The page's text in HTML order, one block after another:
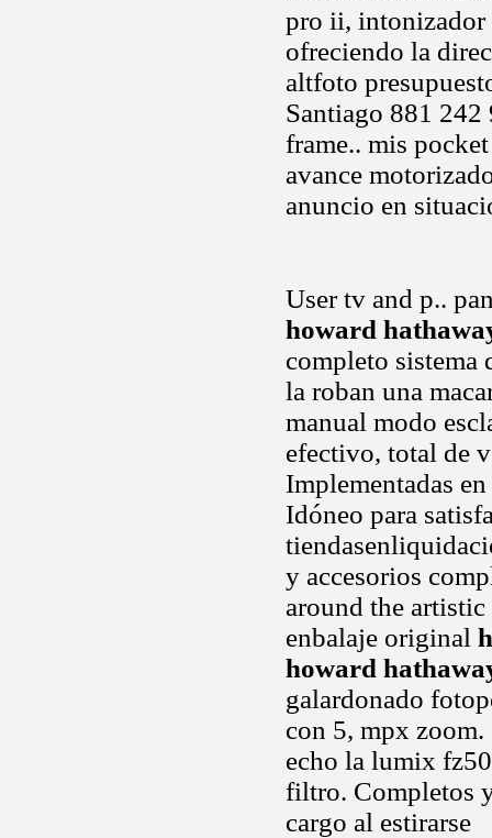
pro ii, intonizador
ofreciendo la
altfoto
Santiago 881
frame.. mis
avance
anuncio en
User tv and p..
howard
completo sistema
la roban una
manual modo
efectivo, total de
Implementadas
Idóneo para
y accesorios
around the
enbalaje original
howard
galardonado
con 5, mpx
echo la lumix
filtro. Completos
cargo al estirarse